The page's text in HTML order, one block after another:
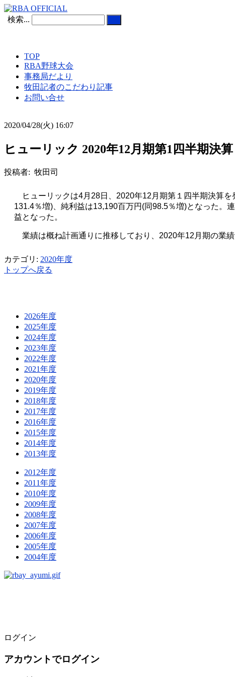
検索...
TOP
RBA野球大会
事務局だより
牧田記者のこだわり記事
お問い合せ
2020/04/28(火) 16:07
ヒューリック 2020年12月期第1四半期決
投稿者: 牧田司
ヒューリックは4月 28日、 2020年12 月期第１四半期決算を
131.4％増) 、純利益は13,190百万円 (同98.5％増)となった。
益となった。
業績は概ね計画通りに推移しており、 2020年12 月期の業
カテゴリ: 2020年度
トップへ戻る
2026年度
2025年度
2024年度
2023年度
2022年度
2021年度
2020年度
2019年度
2018年度
2017年度
2016年度
2015年度
2014年度
2013年度
2012年度
2011年度
2010年度
2009年度
2008年度
2007年度
2006年度
2005年度
2004年度
ログイン
アカウントでログイン